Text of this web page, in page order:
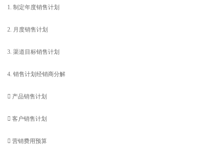
1. 制定年度销售计划
2. 月度销售计划
3. 渠道目标销售计划
4. 销售计划经销商分解
 产品销售计划
 客户销售计划
 营销费用预算